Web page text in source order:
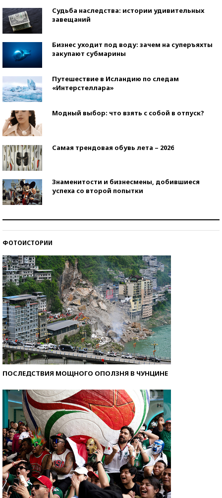
Судьба наследства: истории удивительных
завещаний
Бизнес уходит под воду: зачем на суперъяхты
закупают субмарины
Путешествие в Исландию по следам
«Интерстеллара»
Модный выбор: что взять с собой в отпуск?
Самая трендовая обувь лета – 2026
Знаменитости и бизнесмены, добившиеся
успеха со второй попытки
ФОТОИСТОРИИ
ПОСЛЕДСТВИЯ МОЩНОГО ОПОЛЗНЯ В ЧУНЦИНЕ